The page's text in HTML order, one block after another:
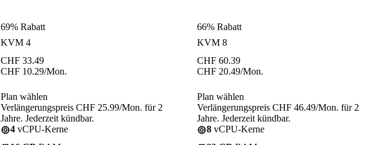
69% Rabatt
KVM 4
CHF 33.49
CHF 10.29/Mon.
Plan wählen
Verlängerungspreis CHF 25.99/Mon. für 2
Jahre. Jederzeit kündbar.
4 vCPU-Kerne
66% Rabatt
KVM 8
CHF 60.39
CHF 20.49/Mon.
Plan wählen
Verlängerungspreis CHF 46.49/Mon. für 2
Jahre. Jederzeit kündbar.
8 vCPU-Kerne